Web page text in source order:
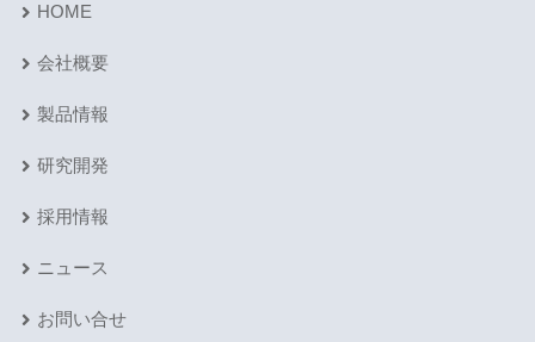
HOME
会社概要
製品情報
研究開発
採用情報
ニュース
お問い合せ